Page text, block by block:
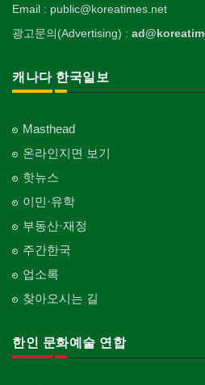
Email : public@koreatimes.net
광고문의(Advertising) :
캐나다 한국일보
Masthead
온라인지면 보기
핫뉴스
이민·유학
부동산·재정
주간한국
업소록
찾아오시는 길
한인 문화예술 연합